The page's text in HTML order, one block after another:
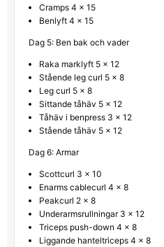
Cramps 4 x 15
Benlyft 4 x 15
Dag 5: Ben bak och vader
Raka marklyft 5 x 12
Stående leg curl 5 x 8
Leg curl 5 x 8
Sittande tåhäv 5 x 12
Tåhäv i benpress 3 x 12
Stående tåhäv 5 x 12
Dag 6: Armar
Scottcurl 3 x 10
Enarms cablecurl 4 x 8
Peakcurl 2 x 8
Underarmsrullningar 3 x 12
Triceps push-down 4 x 8
Liggande hanteltriceps 4 x 8